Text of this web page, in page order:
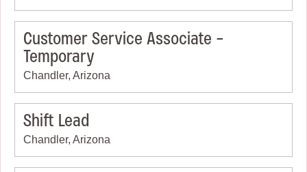
Customer Service Associate -
Temporary
Chandler, Arizona
Shift Lead
Chandler, Arizona